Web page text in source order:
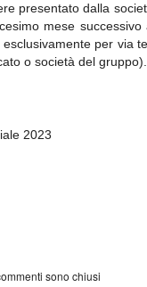
presentato dalla
mese
per via
o società del gruppo).
2023
sono chiusi